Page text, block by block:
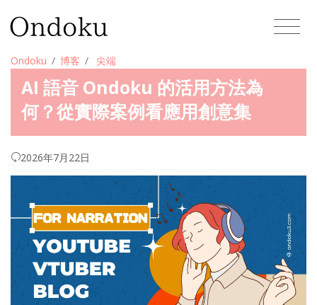
Ondoku 博客 尖端
AI 語音 Ondoku 的活用方法為
何？從實際案例看應用創意集
2026年7月22日